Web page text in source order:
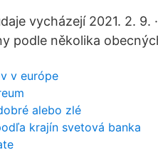
vycházejí 2021. 2. 9.
podle několika
v európe
alebo zlé
krajín svetová banka